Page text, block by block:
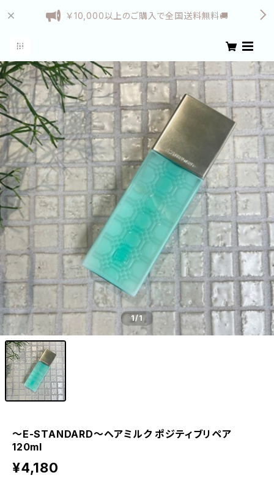
￥10,000以上のご購入で全国送料無料🚚
1/1
～E-STANDARD～ヘアミルク ポジティブリペア
120ml
¥4,180